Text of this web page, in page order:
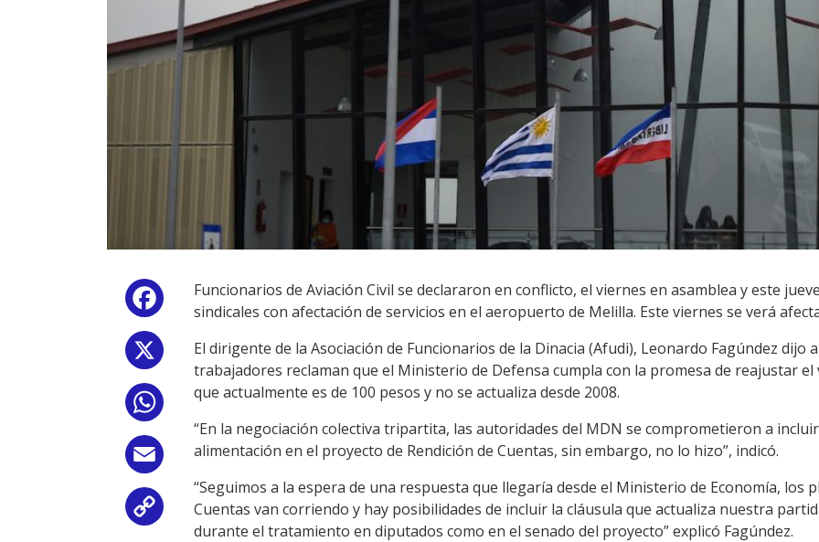
Facebook
WhatsApp
Email
Copy
Funcionarios de Aviación Civil se declararon en conflicto, el viernes en asamblea y este
sindicales con afectación de servicios en el aeropuerto de Melilla. Este viernes se verá
El dirigente de la Asociación de Funcionarios de la Dinacia (Afudi), Leonardo Fagúndez dijo a
trabajadores reclaman que el Ministerio de Defensa cumpla con la promesa de reajustar
que actualmente es de 100 pesos y no se actualiza desde 2008.
“En la negociación colectiva tripartita, las autoridades del MDN se comprometieron a
alimentación en el proyecto de Rendición de Cuentas, sin embargo, no lo hizo”, indicó.
“Seguimos a la espera de una respuesta que llegaría desde el Ministerio de Economía, los
Cuentas van corriendo y hay posibilidades de incluir la cláusula que actualiza nuestra
durante el tratamiento en diputados como en el senado del proyecto” explicó Fagúndez.